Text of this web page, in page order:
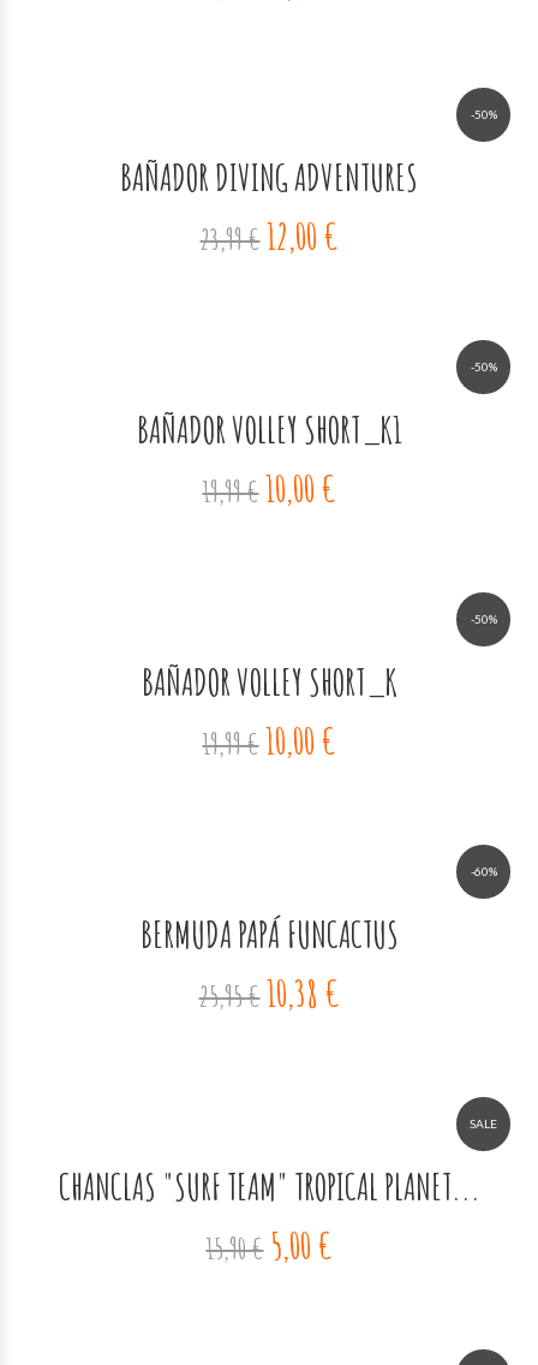
-50%
BAÑADOR DIVING ADVENTURES
23,99 €12,00 €
-50%
BAÑADOR VOLLEY SHORT_K1
19,99 €10,00 €
-50%
BAÑADOR VOLLEY SHORT_K
19,99 €10,00 €
-60%
BERMUDA PAPÁ FUNCACTUS
25,95 €10,38 €
SALE
CHANCLAS "SURF TEAM" TROPICAL PLANET...
15,90 € 5,00 €